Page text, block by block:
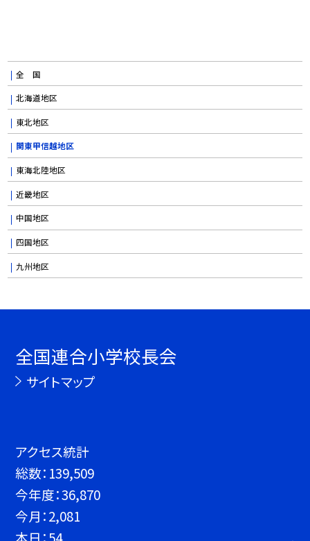
全 国
北海道地区
東北地区
関東甲信越地区
東海北陸地区
近畿地区
中国地区
四国地区
九州地区
全国連合小学校長会
サイトマップ
アクセス統計
総数： 139,509
今年度：36,870
今月：2,081
本日： 54